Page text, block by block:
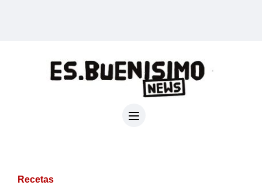
Recetas